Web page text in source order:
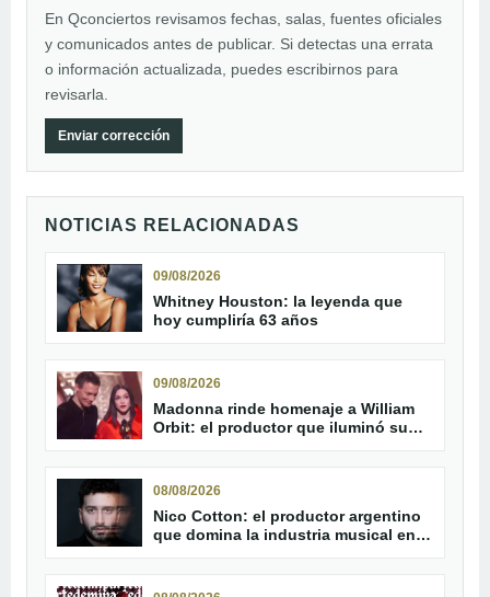
En Qconciertos revisamos fechas, salas, fuentes oficiales
y comunicados antes de publicar. Si detectas una errata
o información actualizada, puedes escribirnos para
revisarla.
Enviar corrección
NOTICIAS RELACIONADAS
09/08/2026
Whitney Houston: la leyenda que
hoy cumpliría 63 años
09/08/2026
Madonna rinde homenaje a William
Orbit: el productor que iluminó su
08/08/2026
Nico Cotton: el productor argentino
que domina la industria musical en